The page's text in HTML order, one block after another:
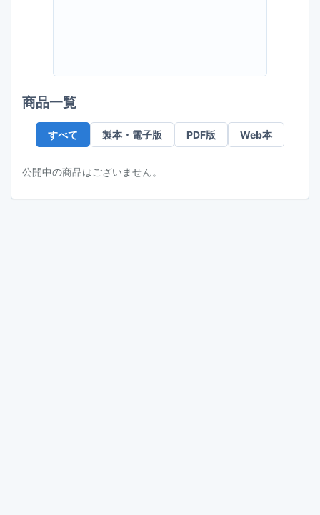
商品一覧
すべて 製本・電子版 PDF版 Web本
公開中の商品はございません。